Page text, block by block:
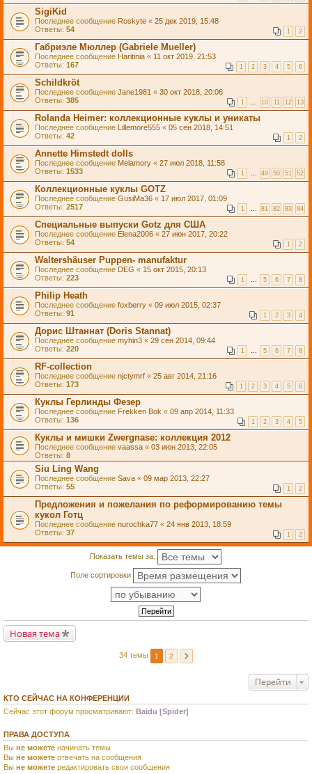
SigiKid
Последнее сообщение Roskyte « 25 дек 2019, 15:48
Ответы: 54 1 2
Габриэле Мюллер (Gabriele Mueller)
Последнее сообщение Haritinia « 11 окт 2019, 21:53
Ответы: 167 1 2 3 4 5 6
Schildkröt
Последнее сообщение Jane1981 « 30 окт 2018, 20:06
Ответы: 385 1 … 10 11 12 13
Rolanda Heimer: коллекционные куклы и уникаты
Последнее сообщение Lillemore555 « 05 сен 2018, 14:51
Ответы: 42 1 2
Annette Himstedt dolls
Последнее сообщение Melamory « 27 июл 2018, 11:58
Ответы: 1533 1 … 49 50 51 52
Коллекционные куклы GOTZ
Последнее сообщение GusiMa36 « 17 июл 2017, 01:09
Ответы: 2517 1 … 81 82 83 84
Специальные выпуски Gotz для США
Последнее сообщение Elena2006 « 27 июн 2017, 20:22
Ответы: 54 1 2
Waltershäuser Puppen- manufaktur
Последнее сообщение DEG « 15 окт 2015, 20:13
Ответы: 223 1 … 5 6 7 8
Philip Heath
Последнее сообщение foxberry « 09 июл 2015, 02:37
Ответы: 91 1 2 3 4
Дорис Штаннат (Doris Stannat)
Последнее сообщение myhin3 « 29 сен 2014, 09:44
Ответы: 220 1 … 5 6 7 8
RF-collection
Последнее сообщение njctymrf « 25 авг 2014, 21:16
Ответы: 173 1 2 3 4 5 6
Куклы Герлинды Фезер
Последнее сообщение Frekken Bok « 09 апр 2014, 11:33
Ответы: 136 1 2 3 4 5
Куклы и мишки Zwergnase: коллекция 2012
Последнее сообщение vaassa « 03 июн 2013, 22:05
Ответы: 8
Siu Ling Wang
Последнее сообщение Sava « 09 мар 2013, 22:27
Ответы: 55 1 2
Предложения и пожелания по реформированию темы
кукол Готц
Последнее сообщение nurochka77 « 24 янв 2013, 18:59
Ответы: 37 1 2
Показать темы за:
Поле сортировки
Новая тема
34 темы 1 2
Перейти
КТО СЕЙЧАС НА КОНФЕРЕНЦИИ
Сейчас этот форум просматривают: Baidu [Spider]
ПРАВА ДОСТУПА
Вы не можете начинать темы
Вы не можете отвечать на сообщения
Вы не можете редактировать свои сообщения